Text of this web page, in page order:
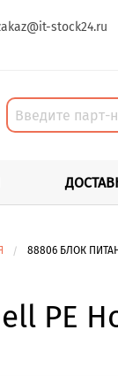
stock24.ru
88806 БЛОК
PE